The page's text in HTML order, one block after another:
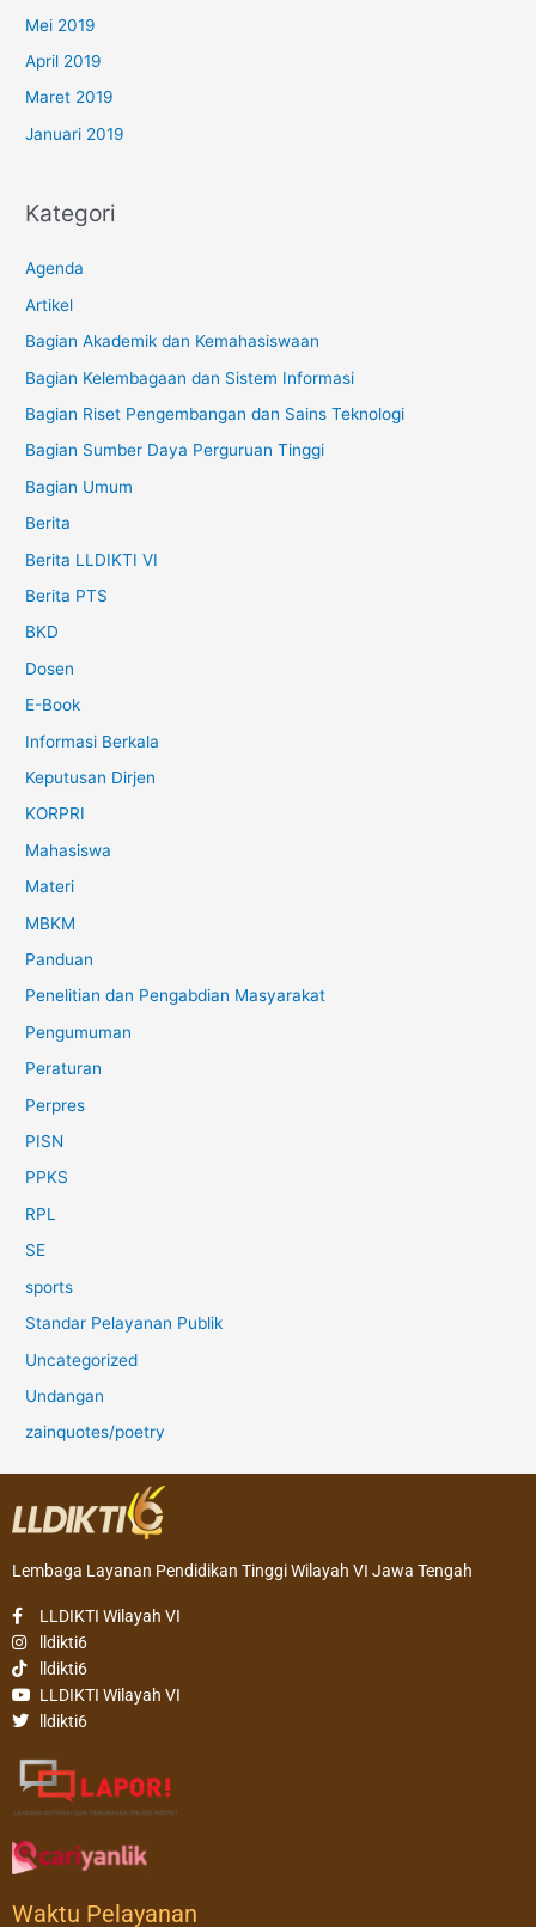
Mei 2019
April 2019
Maret 2019
Januari 2019
Kategori
Agenda
Artikel
Bagian Akademik dan Kemahasiswaan
Bagian Kelembagaan dan Sistem Informasi
Bagian Riset Pengembangan dan Sains Teknologi
Bagian Sumber Daya Perguruan Tinggi
Bagian Umum
Berita
Berita LLDIKTI VI
Berita PTS
BKD
Dosen
E-Book
Informasi Berkala
Keputusan Dirjen
KORPRI
Mahasiswa
Materi
MBKM
Panduan
Penelitian dan Pengabdian Masyarakat
Pengumuman
Peraturan
Perpres
PISN
PPKS
RPL
SE
sports
Standar Pelayanan Publik
Uncategorized
Undangan
zainquotes/poetry
Lembaga Layanan Pendidikan Tinggi Wilayah VI Jawa Tengah
LLDIKTI Wilayah VI
lldikti6
lldikti6
LLDIKTI Wilayah VI
lldikti6
Waktu Pelayanan